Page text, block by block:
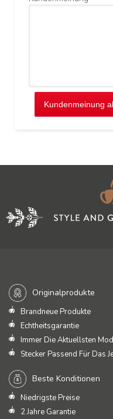
Kundenmeinung
Originalprodukte
Brandneue Produkte
Echtheitsgarantie
Immer Die Aktuellsten
Stecker Passend Für Das
Beste Konditionen
Niedrigste Preise
2 Jahre Garantie